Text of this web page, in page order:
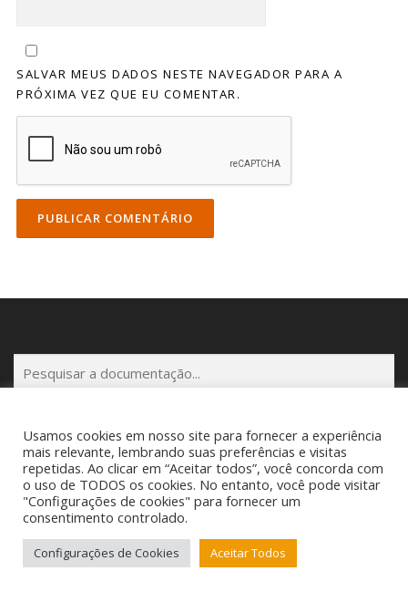
SALVAR MEUS DADOS NESTE NAVEGADOR PARA A
PRÓXIMA VEZ QUE EU COMENTAR.
e
Copyright © 2025 Cigam Gestor - Todos os Direitos Reservados
Telefone: (53) 3260-1350 E-mail: suporte@cigamgestor.com.br
Usamos cookies em nosso site para fornecer a experiência
mais relevante, lembrando suas preferências e visitas
repetidas. Ao clicar em “Aceitar todos”, você concorda com
o uso de TODOS os cookies. No entanto, você pode visitar
"Configurações de cookies" para fornecer um
consentimento controlado.
Configurações de Cookies Aceitar Todos